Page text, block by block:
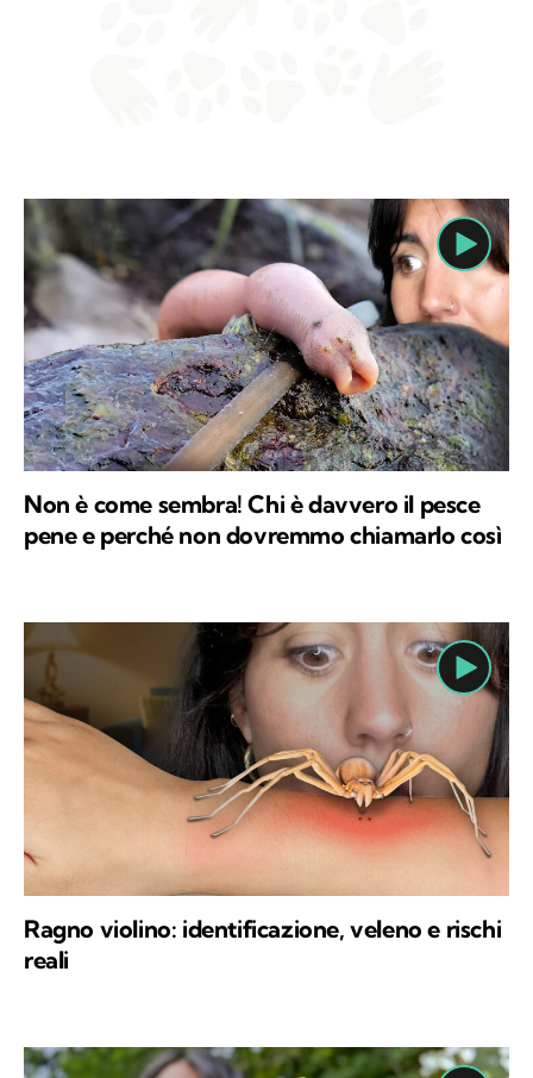
Non è come sembra! Chi è davvero il pesce
pene e perché non dovremmo chiamarlo così
Ragno violino: identificazione, veleno e rischi
reali